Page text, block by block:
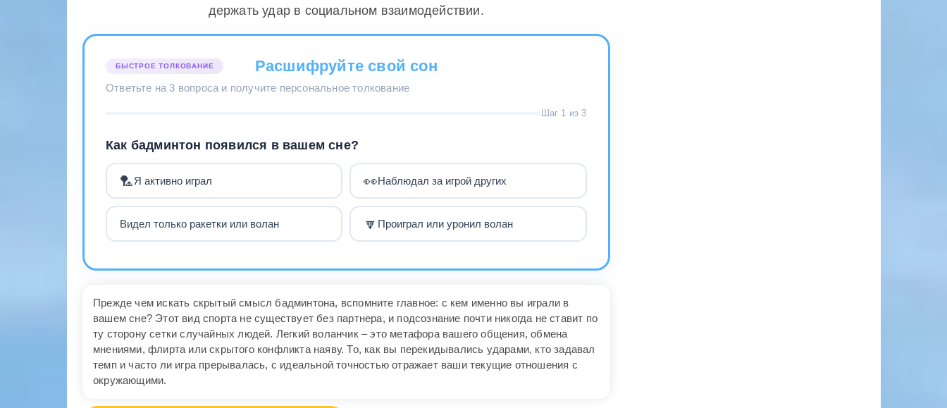
держать удар в социальном взаимодействии.
БЫСТРОЕ ТОЛКОВАНИЕ Расшифруйте свой сон
Ответьте на 3 вопроса и получите персональное толкование
Шаг 1 из 3
Как бадминтон появился в вашем сне?
🏸Я активно играл 👀Наблюдал за игрой других
Видел только ракетки или волан 🔽 Проиграл или уронил волан
Прежде чем искать скрытый смысл бадминтона, вспомните главное: с кем именно вы играли в
вашем сне? Этот вид спорта не существует без партнера, и подсознание почти никогда не ставит по
ту сторону сетки случайных людей. Легкий воланчик – это метафора вашего общения, обмена
мнениями, флирта или скрытого конфликта наяву. То, как вы перекидывались ударами, кто задавал
темп и часто ли игра прерывалась, с идеальной точностью отражает ваши текущие отношения с
окружающими.